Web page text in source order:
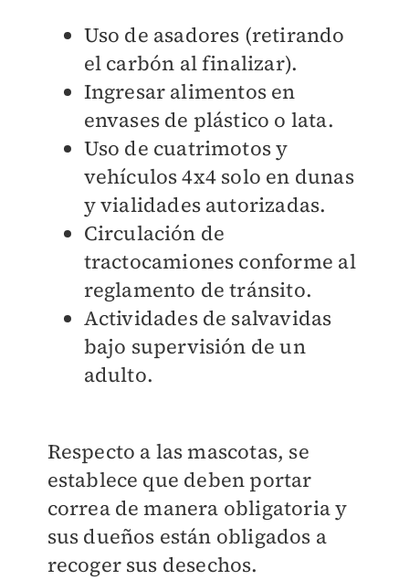
Uso de asadores (retirando
el carbón al finalizar).
Ingresar alimentos en
envases de plástico o lata.
Uso de cuatrimotos y
vehículos 4x4 solo en dunas
y vialidades autorizadas.
Circulación de
tractocamiones conforme al
reglamento de tránsito.
Actividades de salvavidas
bajo supervisión de un
adulto.
Respecto a las mascotas, se
establece que deben portar
correa de manera obligatoria y
sus dueños están obligados a
recoger sus desechos.